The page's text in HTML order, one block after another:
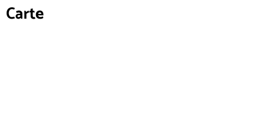
Carte